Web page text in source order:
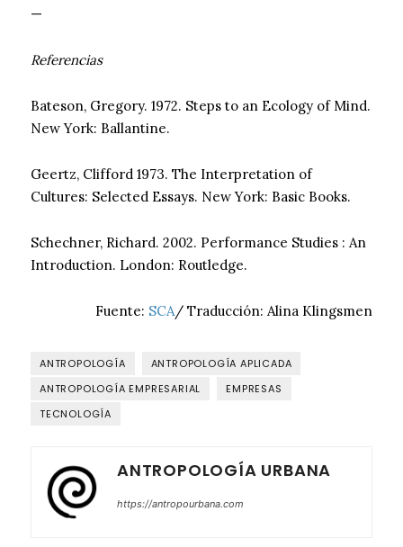
—
Referencias
Bateson, Gregory. 1972. Steps to an Ecology of Mind.
New York: Ballantine.
Geertz, Clifford 1973. The Interpretation of
Cultures: Selected Essays. New York: Basic Books.
Schechner, Richard. 2002. Performance Studies : An
Introduction. London: Routledge.
Fuente: SCA/ Traducción: Alina Klingsmen
ANTROPOLOGÍA
ANTROPOLOGÍA APLICADA
ANTROPOLOGÍA EMPRESARIAL
EMPRESAS
TECNOLOGÍA
ANTROPOLOGÍA URBANA
https://antropourbana.com